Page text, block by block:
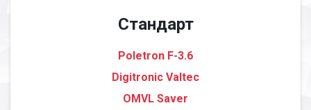
Стандарт
Poletron F-3.6
Digitronic Valtec
OMVL Saver